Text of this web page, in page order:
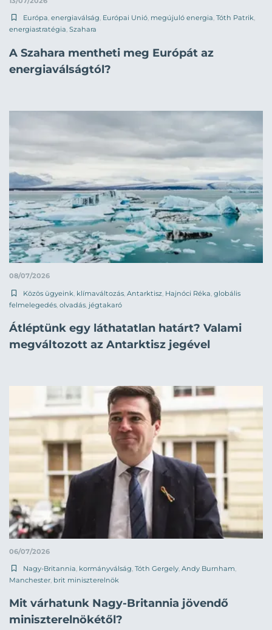
Európa, energiaválság, Európai Unió, megújuló energia, Tóth Patrik,
energiastratégia, Szahara
A Szahara mentheti meg Európát az
energiaválságtól?
08/07/2026
Közös ügyeink klímaváltozás Antarktisz Hajnóci Réka globális
felmelegedés olvadás jégtakaró
Átléptünk egy láthatatlan határt? Valami
megváltozott az Antarktisz jegével
06/07/2026
Nagy-Britannia kormányválság Tóth Gergely Andy Burnham
Manchester brit miniszterelnök
Mit várhatunk Nagy-Britannia jövendő
miniszterelnökétől?